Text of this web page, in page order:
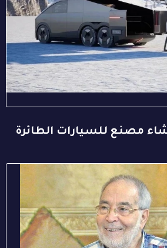
مصنع للسيارات الطائرة